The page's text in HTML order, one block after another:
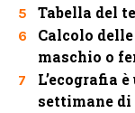
5 Tabella del
6
Calcolo
maschio o
7
L’ecografia
settimane